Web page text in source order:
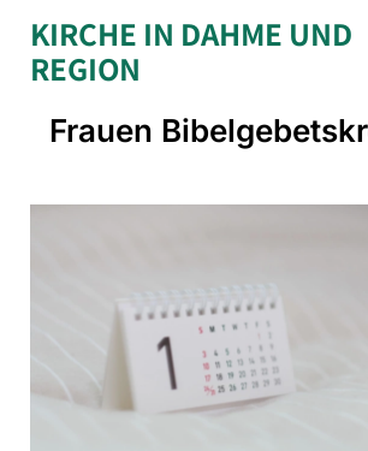
KIRCHE IN DAHME UND
REGION
Frauen